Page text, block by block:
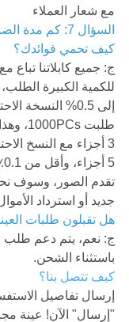
مع شعار العملاء
السؤال 7: كم
كيف تحمي فوائدك؟
للكمية الكبيرة
إلى 0.5%
طلبت 1000PCs، وهذا يعني أنه يمكنك الحصول على 100
3 أجزاء مع النسخ
5 أجزاء، وأقل من 0.1٪، يرجى الاتصال المبيعات و
تقدم الصور، وسوف
جديد أو استرداد
هل تقبلون طلبات
ج: نعم، يتم دعم طلب
باستثناء الشحن.
كيف تتصل بنا؟
إرسال تفاصيل
"إرسال" الآن! عينة